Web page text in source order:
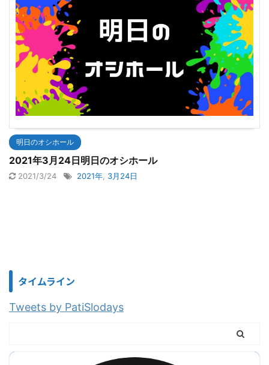
明日のオシホール
2021年3月24日明日のオシホール
2021/3/24 2021年 3月24日
タイムライン
Tweets by PatiSlodays